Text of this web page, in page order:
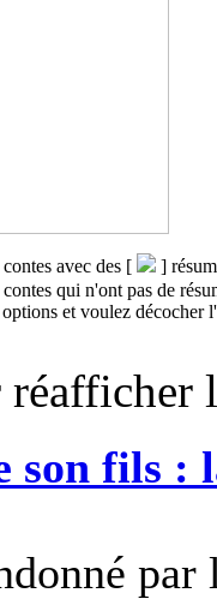
avec des [
]
qui n'ont pas de
et voulez
son fils :